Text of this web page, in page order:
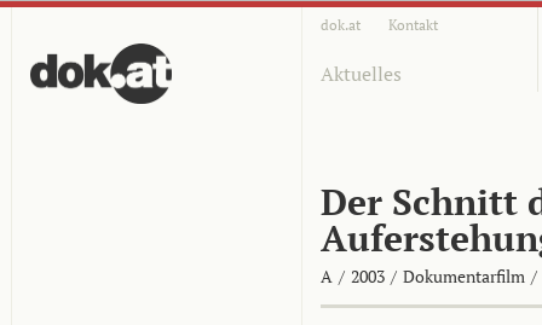
dok.at Kontakt
Aktuelles
Der Schnitt
A / 2003 / Dokumentarfilm /